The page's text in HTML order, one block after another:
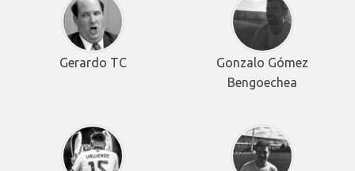
Gerardo TC
Gonzalo Gómez
Bengoechea